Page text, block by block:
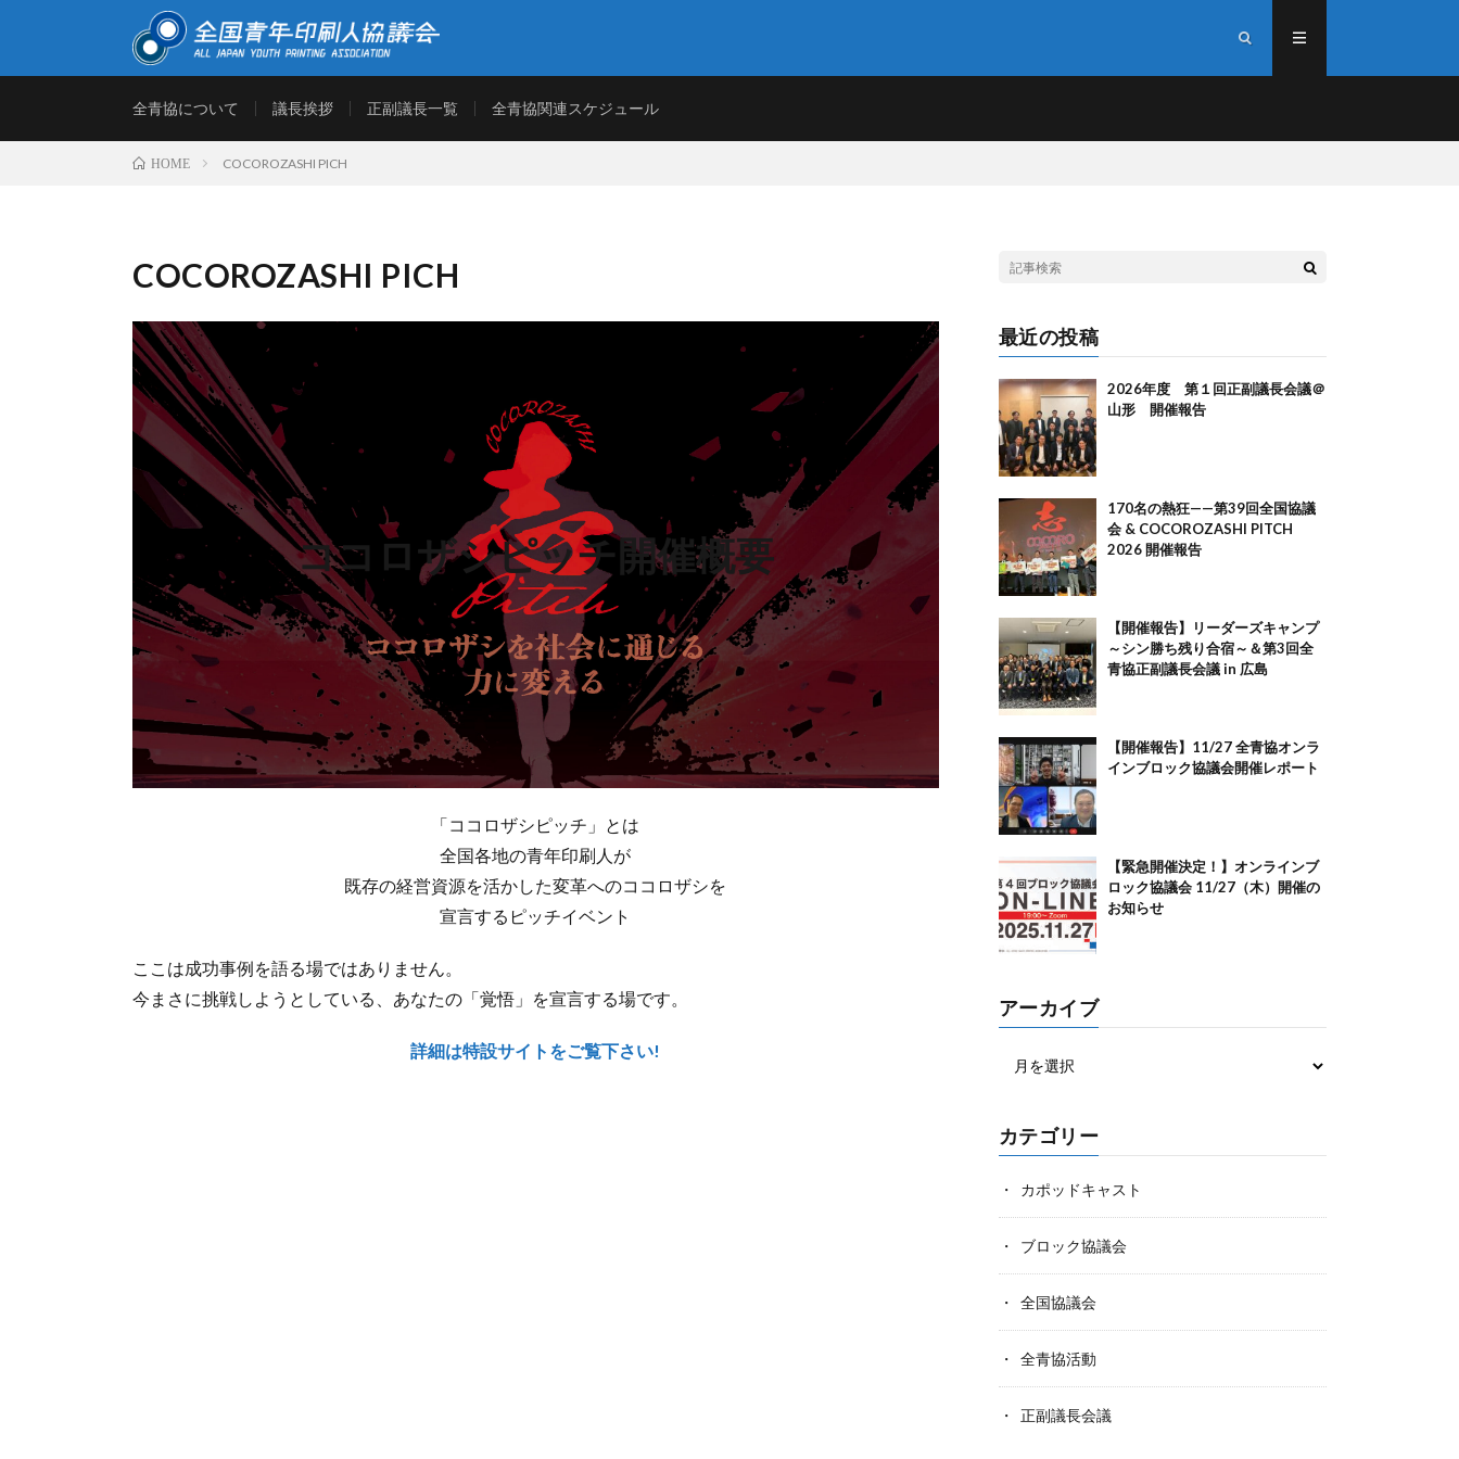
「全青協」は、次代の印刷業界を担う青年印刷人の育成を目的に、各都道府県印刷工業組合より選出された青年印刷人を議員とし、研鑽
と情報交換を行う場として設けられております。印刷産業の未来を担う青年印刷人が、印刷産業の未来を考え、それに必要な取り組みを
考えて実行し成果をあげつつ、連帯をはかります。
全青協について 議長挨拶 正副議長一覧 全青協関連スケジュール
HOME COCOROZASHI PICH
COCOROZASHI PICH
ココロザシピッチ開催概要
「ココロザシピッチ」とは
全国各地の青年印刷人が
既存の経営資源を活かした変革へのココロザシを
宣言するピッチイベント
ここは成功事例を語る場ではありません。
今まさに挑戦しようとしている、あなたの「覚悟」を宣言する場です。
詳細は特設サイトをご覧下さい!
最近の投稿
2026年度 第１回正副議長会議＠
山形 開催報告
170名の熱狂——第39回全国協議
会 & COCOROZASHI PITCH
2026 開催報告
【開催報告】リーダーズキャンプ
～シン勝ち残り合宿～＆第3回全
青協正副議長会議 in 広島
【開催報告】11/27 全青協オンラ
インブロック協議会開催レポート
【緊急開催決定！】オンラインブ
ロック協議会 11/27（木）開催の
お知らせ
アーカイブ
カテゴリー
カポッドキャスト
ブロック協議会
全国協議会
全青協活動
正副議長会議